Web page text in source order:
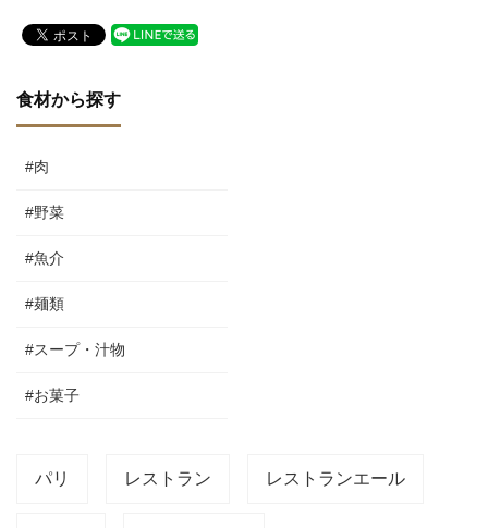
食材から探す
#肉
#野菜
#魚介
#麺類
#スープ・汁物
#お菓子
パリ レストラン レストランエール